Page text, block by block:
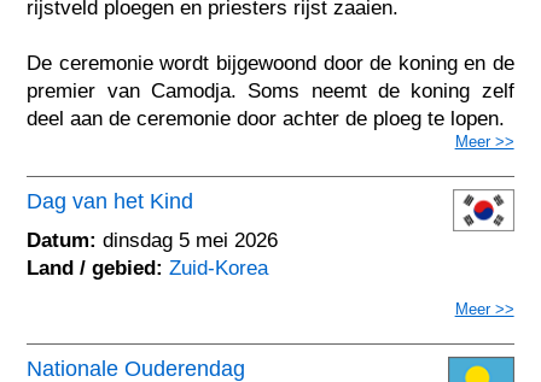
rijstveld ploegen en priesters rijst zaaien.
De ceremonie wordt bijgewoond door de koning en de
premier van Camodja. Soms neemt de koning zelf
deel aan de ceremonie door achter de ploeg te lopen.
Meer >>
Dag van het Kind
Datum: dinsdag 5 mei 2026
Land / gebied: Zuid-Korea
Meer >>
Nationale Ouderendag